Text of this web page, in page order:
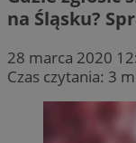
na Śląsku?
28 marca 2020
Czas czytania: 3